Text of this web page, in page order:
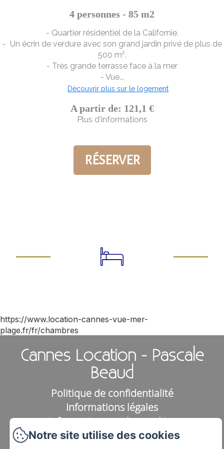
4 personnes - 85 m2
- Quartier résidentiel de la Californie.
- Un écrin de verdure avec son grand jardin privé de plus de
500 m².
- Très grande terrasse face à la mer
- Vue...
Découvrir plus sur le logement
A partir de: 121,1 €
Plus d'informations
RÉSERVER
https://www.location-cannes-vue-mer-
plage.fr/fr/chambres
Cannes Location - Pascale
Beaud
Politique de confidentialité
Informations légales
Informations sur les cookies
120 boulevard Eugène Gazagnaire,
Notre site utilise des cookies